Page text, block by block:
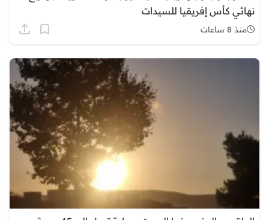
نهائي كأس إفريقيا للسيدات
منذ 8 ساعات